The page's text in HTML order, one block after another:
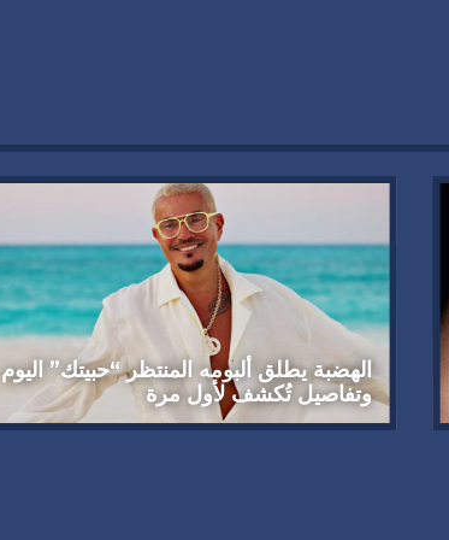
الهضبة يطلق ألبومه المنتظر “حبيتك” اليوم
وتفاصيل تُكشف لأول مرة